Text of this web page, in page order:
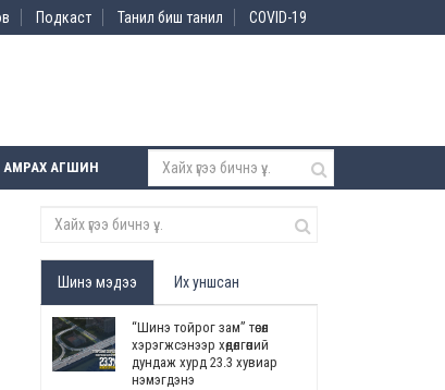
Подкаст Танил биш танил COVID-19
АМРАХ АГШИН
Шинэ мэдээ Их уншсан
“Шинэ тойрог зам” төсөл
хэрэгжсэнээр хөдөлгөөний
дундаж хурд 23.3 хувиар
нэмэгдэнэ